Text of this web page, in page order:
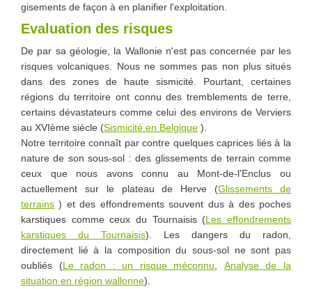
gisements de façon à en planifier l'exploitation.
Evaluation des risques
De par sa géologie, la Wallonie n'est pas concernée par les
risques volcaniques. Nous ne sommes pas non plus situés
dans des zones de haute sismicité. Pourtant, certaines
régions du territoire ont connu des tremblements de terre,
certains dévastateurs comme celui des environs de Verviers
au XVIème siècle (Sismicité en Belgique ).
Notre territoire connaît par contre quelques caprices liés à la
nature de son sous-sol : des glissements de terrain comme
ceux que nous avons connu au Mont-de-l'Enclus ou
actuellement sur le plateau de Herve (Glissements de
terrains ) et des effondrements souvent dus à des poches
karstiques comme ceux du Tournaisis (Les effondrements
karstiques du Tournaisis). Les dangers du radon,
directement lié à la composition du sous-sol ne sont pas
oubliés (Le radon : un risque méconnu
Analyse de la
situation en région wallonne).